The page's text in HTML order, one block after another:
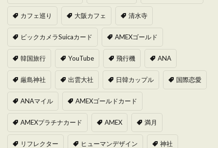
カフェ巡り 大阪カフェ 清水寺
ビックカメラSuicaカード AMEXゴールド
韓国旅行 YouTube 飛行機 ANA
厳島神社 出雲大社 日韓カップル 国際恋愛
ANAマイル AMEXゴールドカード
AMEXプラチナカード AMEX 満月
リフレクター ヒューマンデザイン 神社